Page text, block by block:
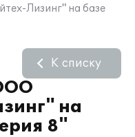
Лизинг" на базе
на
8"
К списку